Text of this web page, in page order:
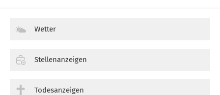
Wetter
Stellenanzeigen
Todesanzeigen